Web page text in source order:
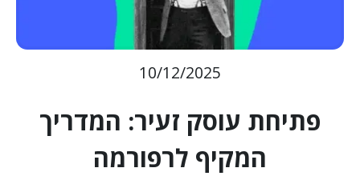
10/12/2025
פתיחת עוסק זעיר: המדריך
המקיף לרפורמה